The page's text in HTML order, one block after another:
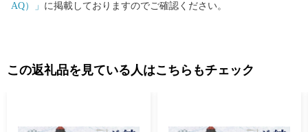
AQ）」 に掲載しておりますのでご確認ください。
この返礼品を見ている人はこちらもチェック